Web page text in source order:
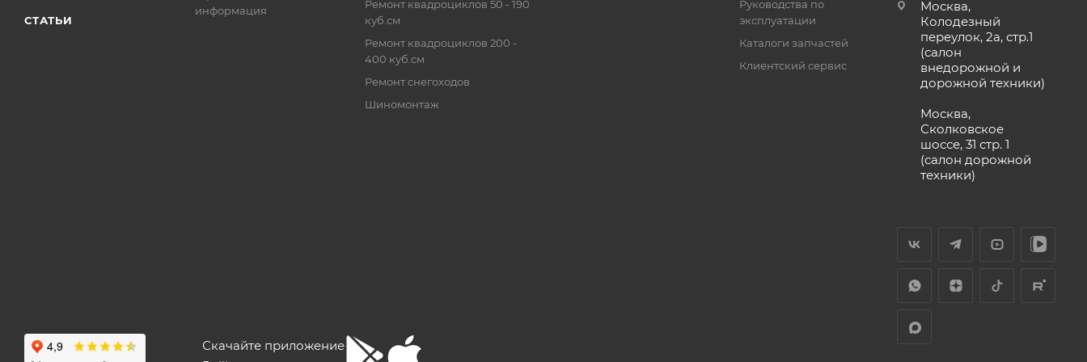
СТАТЬИ
информация
Ремонт квадроциклов 50 - 190
куб.см
Ремонт квадроциклов 200 -
400 куб.см
Ремонт снегоходов
Шиномонтаж
Руководства по
эксплуатации
Каталоги запчастей
Клиентский сервис
Москва,
Колодезный
переулок, 2а, стр.1
(салон
внедорожной и
дорожной техники)
Москва,
Сколковское
шоссе, 31 стр. 1
(салон дорожной
техники)
Скачайте приложение